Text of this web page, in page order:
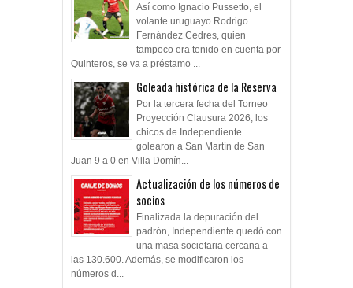
Así como Ignacio Pussetto, el
volante uruguayo Rodrigo
Fernández Cedres, quien
tampoco era tenido en cuenta por
Quinteros, se va a préstamo ...
Goleada histórica de la Reserva
Por la tercera fecha del Torneo
Proyección Clausura 2026, los
chicos de Independiente
golearon a San Martín de San
Juan 9 a 0 en Villa Domín...
Actualización de los números de
socios
Finalizada la depuración del
padrón, Independiente quedó con
una masa societaria cercana a
las 130.600. Además, se modificaron los
números d...